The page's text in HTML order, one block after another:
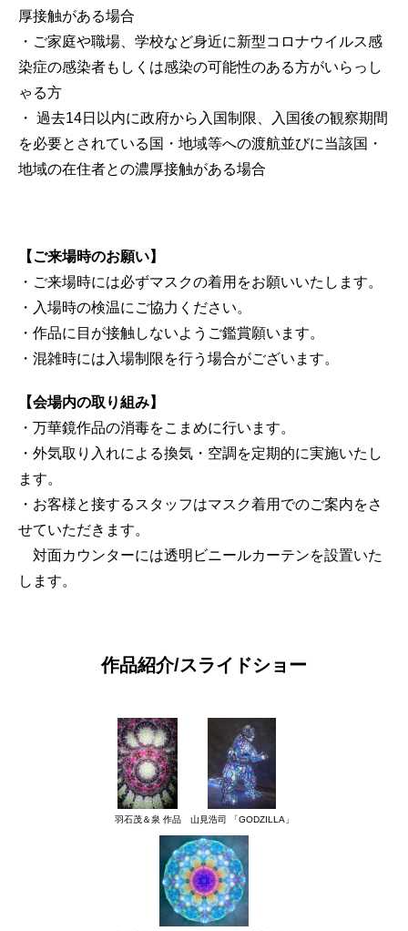
厚接触がある場合
・ご家庭や職場、学校など身近に新型コロナウイルス感
染症の感染者もしくは感染の可能性のある方がいらっし
ゃる方
・ 過去14日以内に政府から入国制限、入国後の観察期間
を必要とされている国・地域等への渡航並びに当該国・
地域の在住者との濃厚接触がある場合
【ご来場時のお願い】
・ご来場時には必ずマスクの着用をお願いいたします。
・入場時の検温にご協力ください。
・作品に目が接触しないようご鑑賞願います。
・混雑時には入場制限を行う場合がございます。
【会場内の取り組み】
・万華鏡作品の消毒をこまめに行います。
・外気取り入れによる換気・空調を定期的に実施いたし
ます。
・お客様と接するスタッフはマスク着用でのご案内をさ
せていただきます。
対面カウンターには透明ビニールカーテンを設置いた
します。
作品紹介/スライドショー
羽石茂＆泉 作品 山見浩司 「GODZILLA」